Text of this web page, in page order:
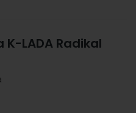
LADA Radikal